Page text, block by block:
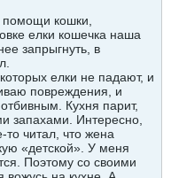
помощи кошки,
елки кошечка наша
запрыгнуть, в
елки не падают, и
повреждения, и
Кухня парит,
запахами. Интересно,
то читал, что жена
«детской». У меня
Поэтому со своими